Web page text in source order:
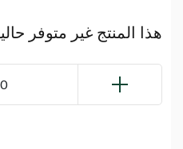
هذا المنتج غير متوفر
0